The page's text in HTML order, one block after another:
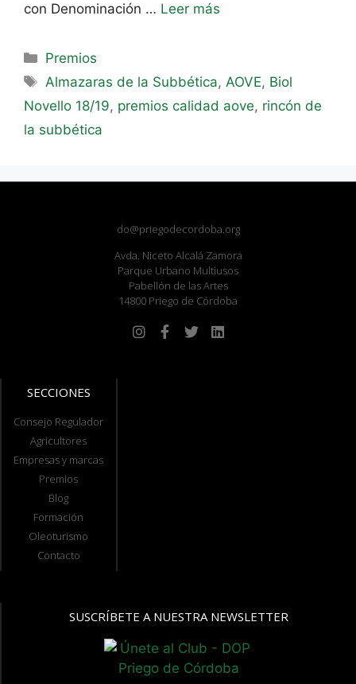
con Denominación … Leer más
Premios
Almazaras de la Subbética,AOVE, Biol
Novello 18/19, premios calidad aove, rincón de
la subbética
do@priegodecordoba.org
Avda. Niceto Alcalá Zamora
Parque Urbano Multiusos
Pabellón de las Artes
14800 Priego de Córdoba
SECCIONES
Consejo Regulador
Agricultores
Empresas y marcas
Premios
Blog
Formación
Oleoturismo
Contacto
SUSCRÍBETE A NUESTRA NEWSLETTER